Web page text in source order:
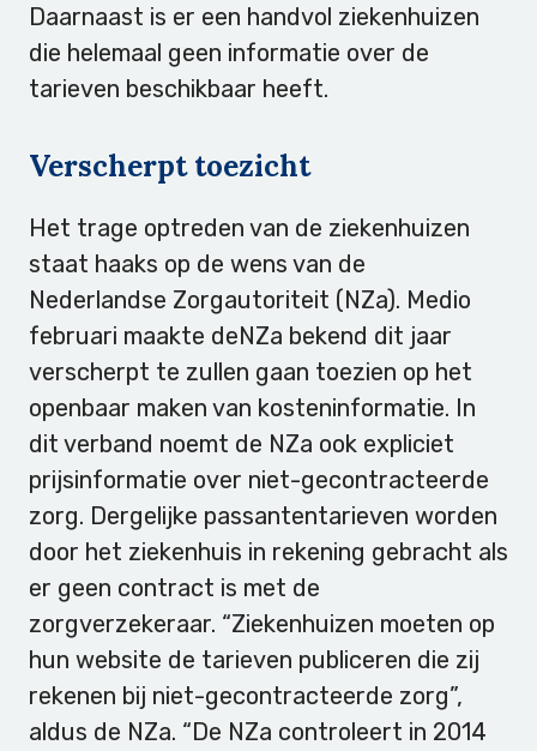
Daarnaast is er een handvol ziekenhuizen
die helemaal geen informatie over de
tarieven beschikbaar heeft.
Verscherpt toezicht
Het trage optreden van de ziekenhuizen
staat haaks op de wens van de
Nederlandse Zorgautoriteit (NZa). Medio
februari maakte deNZa bekend dit jaar
verscherpt te zullen gaan toezien op het
openbaar maken van kosteninformatie. In
dit verband noemt de NZa ook expliciet
prijsinformatie over niet-gecontracteerde
zorg. Dergelijke passantentarieven worden
door het ziekenhuis in rekening gebracht als
er geen contract is met de
zorgverzekeraar. “Ziekenhuizen moeten op
hun website de tarieven publiceren die zij
rekenen bij niet-gecontracteerde zorg”,
aldus de NZa. “De NZa controleert in 2014